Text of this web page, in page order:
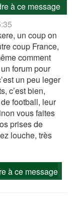
à ce message
un coup on
coup France,
comment
forum pour
un peu leger
c’est bien,
football, leur
vous faites
prises de
louche, très
à ce message